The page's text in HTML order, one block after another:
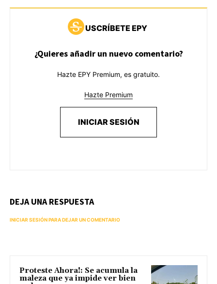
USCRÍBETE EPY
¿Quieres añadir un nuevo comentario?
Hazte EPY Premium, es gratuito.
Hazte Premium
INICIAR SESIÓN
DEJA UNA RESPUESTA
INICIAR SESIÓN PARA DEJAR UN COMENTARIO
Proteste Ahora!: Se acumula la
maleza que ya impide ver bien